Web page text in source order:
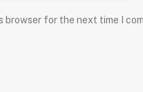
browser for the next time I